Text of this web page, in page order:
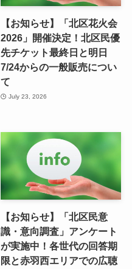
【お知らせ】「北区花火会
2026」開催決定！北区民優
先チケット最終日と明日
7/24からの一般販売につい
て
July 23, 2026
【お知らせ】「北区民意
識・意向調査」アンケート
が実施中！各世代の回答期
限と赤羽西エリアでの広聴